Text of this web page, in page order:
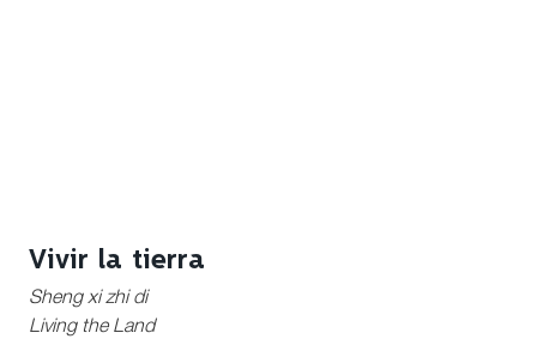
Vivir la tierra
Sheng xi zhi di
Living the Land